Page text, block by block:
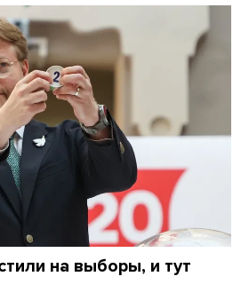
на выборы, и тут